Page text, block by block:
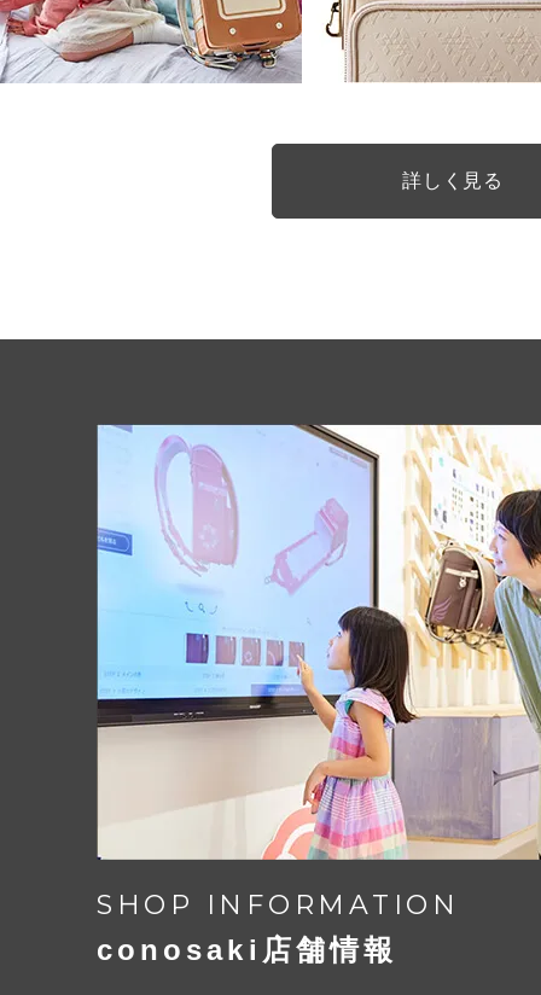
詳しく見る
SHOP INFORMATION
conosaki店舗情報